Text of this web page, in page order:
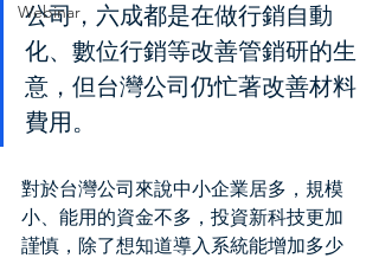
Webinar
公司，六成都是在做行銷自動
化、數位行銷等改善管銷研的生
意，但台灣公司仍忙著改善材料
費用。
對於台灣公司來說中小企業居多，規模
小、能用的資金不多，投資新科技更加
謹慎，除了想知道導入系統能增加多少